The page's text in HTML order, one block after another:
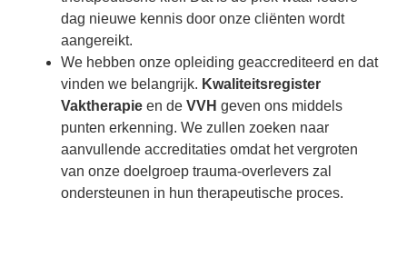
dag nieuwe kennis door onze cliënten wordt
aangereikt.
We hebben onze opleiding geaccrediteerd en dat
vinden we belangrijk. Kwaliteitsregister
Vaktherapieen de VVH geven ons middels
punten erkenning. We zullen zoeken naar
aanvullende accreditaties omdat het vergroten
van onze doelgroep trauma-overlevers zal
ondersteunen in hun therapeutische proces.